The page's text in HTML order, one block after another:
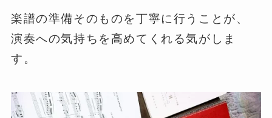
楽譜の準備そのものを丁寧に行うことが、
演奏への気持ちを高めてくれる気がしま
す。